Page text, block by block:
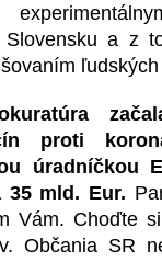
a z
ľudských
proti
úradníčkou
35 mld. Eur.
Vám. Choďte
Občania SR